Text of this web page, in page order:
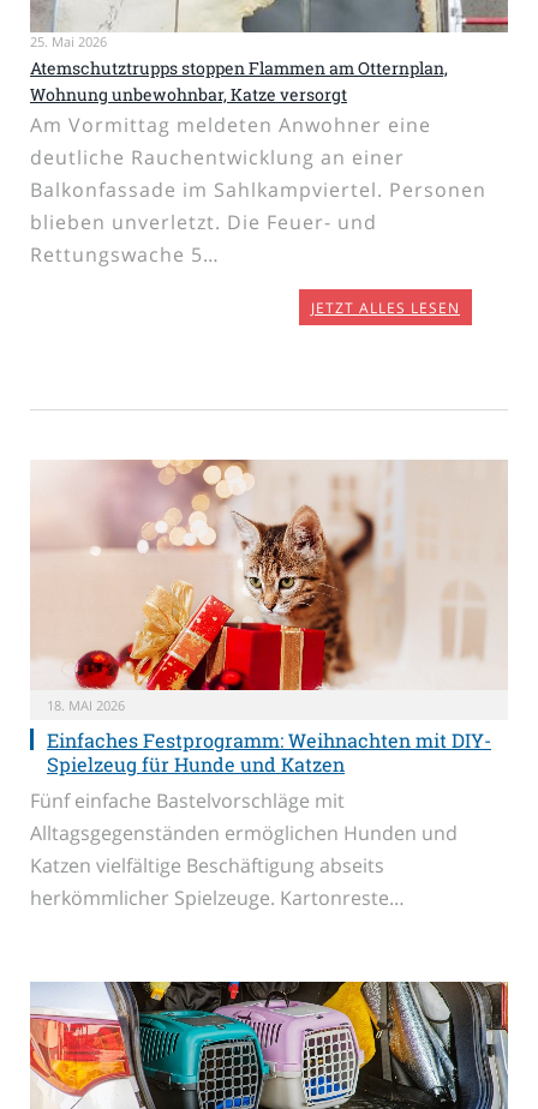
25. Mai 2026
Atemschutztrupps stoppen Flammen am Otternplan,
Wohnung unbewohnbar, Katze versorgt
Am Vormittag meldeten Anwohner eine
deutliche Rauchentwicklung an einer
Balkonfassade im Sahlkampviertel. Personen
blieben unverletzt. Die Feuer- und
Rettungswache 5…
JETZT ALLES LESEN
18. MAI 2026
Einfaches Festprogramm: Weihnachten mit DIY-
Spielzeug für Hunde und Katzen
Fünf einfache Bastelvorschläge mit
Alltagsgegenständen ermöglichen Hunden und
Katzen vielfältige Beschäftigung abseits
herkömmlicher Spielzeuge. Kartonreste…